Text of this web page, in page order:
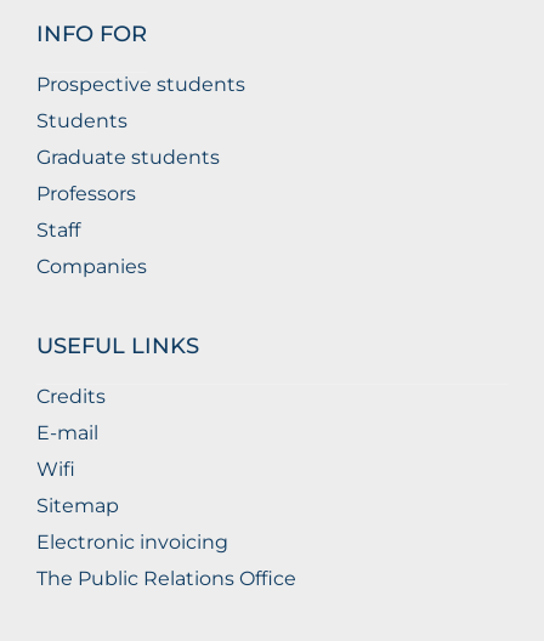
INFO FOR
Prospective students
Students
Graduate students
Professors
Staff
Companies
USEFUL LINKS
Credits
E-mail
Wifi
Sitemap
Electronic invoicing
The Public Relations Office